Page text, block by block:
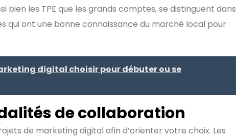
bien les TPE que les grands comptes, se distinguent dans
qui ont une bonne connaissance du marché local pour
digital choisir pour débuter ou se
de collaboration
de marketing digital afin d’orienter votre choix. Les